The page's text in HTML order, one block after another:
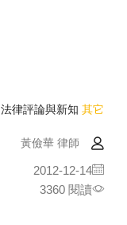
法律評論與新知 其它
黃儉華 律師
2012-12-14
3360 閱讀